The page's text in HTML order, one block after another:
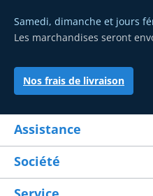
Samedi, dimanche et jours
Les marchandises seront
Nos frais de livraison
Assistance
Société